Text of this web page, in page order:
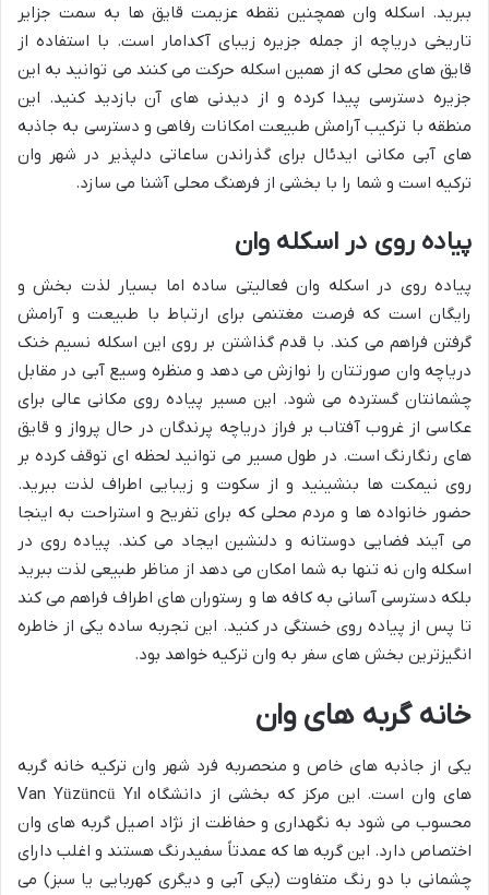
ببرید. اسکله وان همچنین نقطه عزیمت قایق ها به سمت جزایر
تاریخی دریاچه از جمله جزیره زیبای آکدامار است. با استفاده از
قایق های محلی که از همین اسکله حرکت می کنند می توانید به این
جزیره دسترسی پیدا کرده و از دیدنی های آن بازدید کنید. این
منطقه با ترکیب آرامش طبیعت امکانات رفاهی و دسترسی به جاذبه
های آبی مکانی ایدئال برای گذراندن ساعاتی دلپذیر در شهر وان
ترکیه است و شما را با بخشی از فرهنگ محلی آشنا می سازد.
پیاده روی در اسکله وان
پیاده روی در اسکله وان فعالیتی ساده اما بسیار لذت بخش و
رایگان است که فرصت مغتنمی برای ارتباط با طبیعت و آرامش
گرفتن فراهم می کند. با قدم گذاشتن بر روی این اسکله نسیم خنک
دریاچه وان صورتتان را نوازش می دهد و منظره وسیع آبی در مقابل
چشمانتان گسترده می شود. این مسیر پیاده روی مکانی عالی برای
عکاسی از غروب آفتاب بر فراز دریاچه پرندگان در حال پرواز و قایق
های رنگارنگ است. در طول مسیر می توانید لحظه ای توقف کرده بر
روی نیمکت ها بنشینید و از سکوت و زیبایی اطراف لذت ببرید.
حضور خانواده ها و مردم محلی که برای تفریح و استراحت به اینجا
می آیند فضایی دوستانه و دلنشین ایجاد می کند. پیاده روی در
اسکله وان نه تنها به شما امکان می دهد از مناظر طبیعی لذت ببرید
بلکه دسترسی آسانی به کافه ها و رستوران های اطراف فراهم می کند
تا پس از پیاده روی خستگی در کنید. این تجربه ساده یکی از خاطره
انگیزترین بخش های سفر به وان ترکیه خواهد بود.
خانه گربه های وان
یکی از جاذبه های خاص و منحصربه فرد شهر وان ترکیه خانه گربه
های وان است. این مرکز که بخشی از دانشگاه Van Yüzüncü Yıl
محسوب می شود به نگهداری و حفاظت از نژاد اصیل گربه های وان
اختصاص دارد. این گربه ها که عمدتاً سفیدرنگ هستند و اغلب دارای
چشمانی با دو رنگ متفاوت (یکی آبی و دیگری کهربایی یا سبز) می